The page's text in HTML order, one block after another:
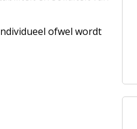
ofwel wordt